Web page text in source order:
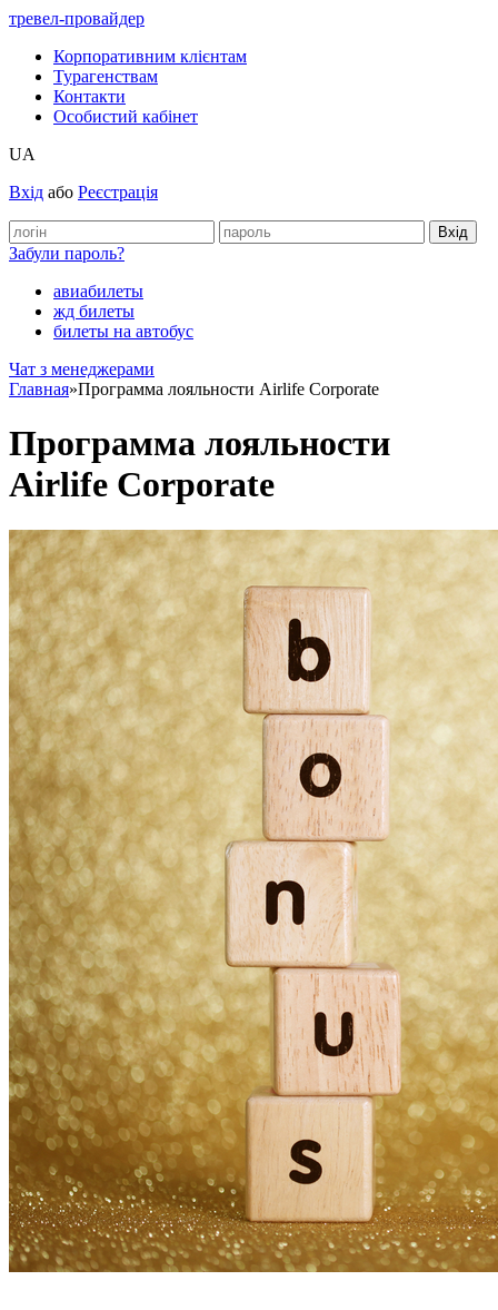
тревел-провайдер
Корпоративним клієнтам
Турагенствам
Контакти
Особистий кабінет
UA
Вхід або Реєстрація
Забули пароль?
авиабилеты
жд билеты
билеты на автобус
Чат з менеджерами
Главная»Программа лояльности Airlife Corporate
Программа лояльности
Airlife Corporate